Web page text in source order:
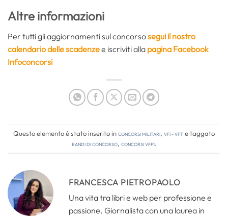
Altre informazioni
Per tutti gli aggiornamenti sul concorsosegui il nostro
calendario delle scadenzee iscriviti alla pagina Facebook
Infoconcorsi
Questo elemento è stato inserito inConcorsi Militari, VFI - VFTe taggato
bandi di concorso, concorsi vfp1.
FRANCESCA PIETROPAOLO
Una vita tra libri e web per professione e
passione. Giornalista con una laurea in